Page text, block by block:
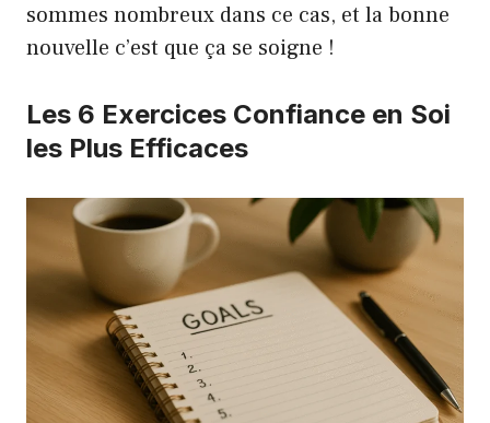
sommes nombreux dans ce cas, et la bonne
nouvelle c’est que ça se soigne !
Les 6 Exercices Confiance en Soi
les Plus Efficaces